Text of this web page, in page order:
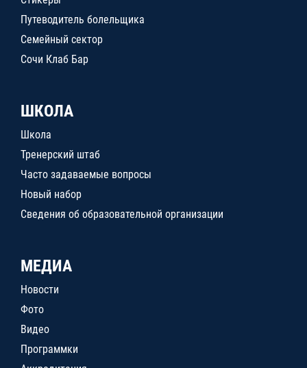
Путеводитель болельщика
Семейный сектор
Сочи Клаб Бар
ШКОЛА
Школа
Тренерский штаб
Часто задаваемые вопросы
Новый набор
Сведения об образовательной организации
МЕДИА
Новости
Фото
Видео
Программки